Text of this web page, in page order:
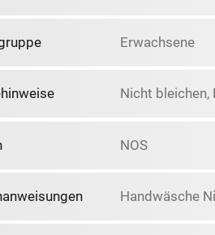
Erwachsene
Nicht
NOS
Handwäsche